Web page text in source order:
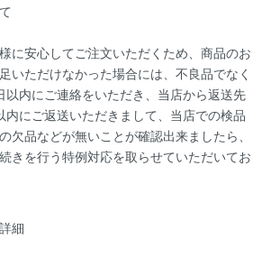
に安心してご注文いただくため、商品のお
いただけなかった場合には、不良品でなく
以内にご連絡をいただき、当店から返送先
内にご返送いただきまして、当店での検品
欠品などが無いことが確認出来ましたら、
きを行う特例対応を取らせていただいてお
細